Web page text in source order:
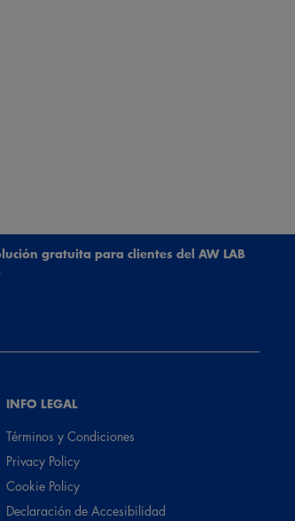
gratuita para clientes del AW LAB
INFO LEGAL
Términos y Condiciones
Privacy Policy
Cookie Policy
Declaración de Accesibilidad